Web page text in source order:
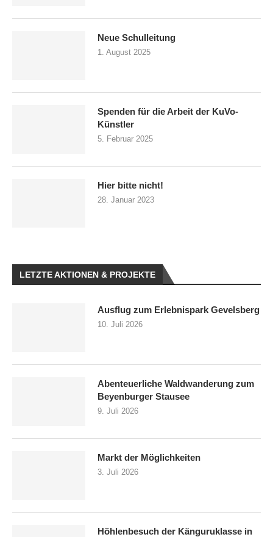
Neue Schulleitung
1. August 2025
Spenden für die Arbeit der KuVo-
Künstler
5. Februar 2025
Hier bitte nicht!
28. Januar 2023
LETZTE AKTIONEN & PROJEKTE
Ausflug zum Erlebnispark Gevelsberg
10. Juli 2026
Abenteuerliche Waldwanderung zum
Beyenburger Stausee
9. Juli 2026
Markt der Möglichkeiten
3. Juli 2026
Höhlenbesuch der Känguruklasse in